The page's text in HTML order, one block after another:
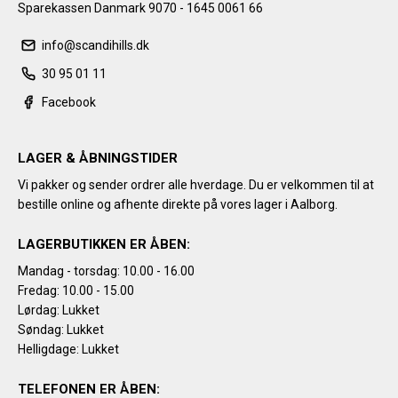
Sparekassen Danmark 9070 - 1645 0061 66
info@scandihills.dk
30 95 01 11
Facebook
LAGER & ÅBNINGSTIDER
Vi pakker og sender ordrer alle hverdage. Du er velkommen til at
bestille online og afhente direkte på vores lager i Aalborg.
LAGERBUTIKKEN ER ÅBEN:
Mandag - torsdag: 10.00 - 16.00
Fredag: 10.00 - 15.00
Lørdag: Lukket
Søndag: Lukket
Helligdage: Lukket
TELEFONEN ER ÅBEN: